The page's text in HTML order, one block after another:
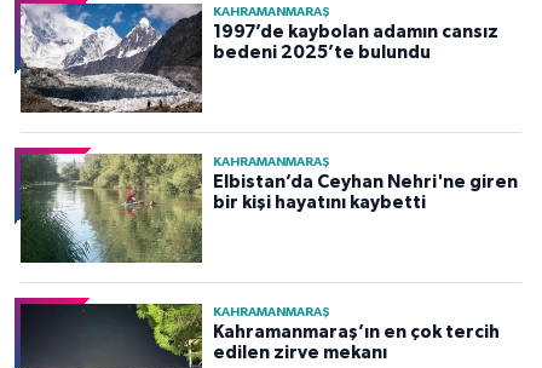
KAHRAMANMARAŞ
1997’de kaybolan adamın cansız
bedeni 2025’te bulundu
KAHRAMANMARAŞ
Elbistan’da Ceyhan Nehri'ne giren
bir kişi hayatını kaybetti
KAHRAMANMARAŞ
Kahramanmaraş’ın en çok tercih
edilen zirve mekanı